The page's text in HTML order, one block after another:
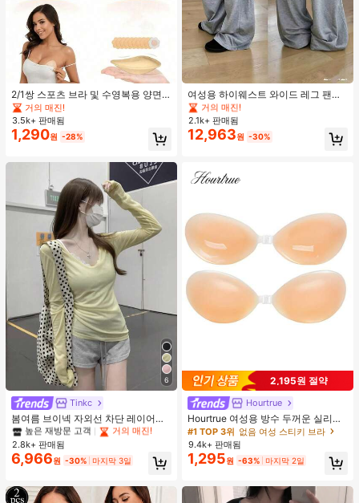
2/1쌍 스포츠 브라 및 수영복용 양면
접착 브라 패드
거의 매진!
3.5k+ 판매됨
1,290원 -28%
6
Tinkc
봄여름 브이넥 자외선 차단 레이어링
다용도 긴팔 티셔츠 여성용 탑, 유로
썸머 옐로우
#1 TOP 3위
에서 노란색 오피스 데일리 탑
높은 재방문 고객
#1 TOP 3위
에서 노란색 오피스 데일리 탑
높은 재방문 고객
거의 매진!
#1 TOP 3위
에서 노란색 오피스 데일리 탑
높은 재방문 고객
거의 매진!
#1 TOP 3위
높은 재방문 고객
거의 매진!
2.8k+ 판매됨
6,966원 -30% 마지막 3일
여성용 하이웨스트 와이드 레그 팬츠,
봄 드로스트링 루즈 롱 팬츠, 레이지
릴랙스드 스타일 그레이
#1 TOP 3위
에서 평상복 캐주얼 바지
거의 매진!
#1 TOP 3위
에서 평상복 캐주얼 바지
거의 매진!
#1 TOP 3위
에서 평상복 캐주얼 바지
거의 매진!
#1 TOP 3위
거의 매진!
2.1k+ 판매됨
12,963원 -30%
2,195원 절약
Hourtrue
Hourtrue 여성용 방수 두꺼운 실리콘
가슴 페탈, 작은 가슴 리프트업 & 푸시
인용, 웨딩 촬영 및 들러리용
#1 TOP 3위 없음 여성 스티키 브라
9.4k+ 판매됨
1,295원 -63% 마지막 2일